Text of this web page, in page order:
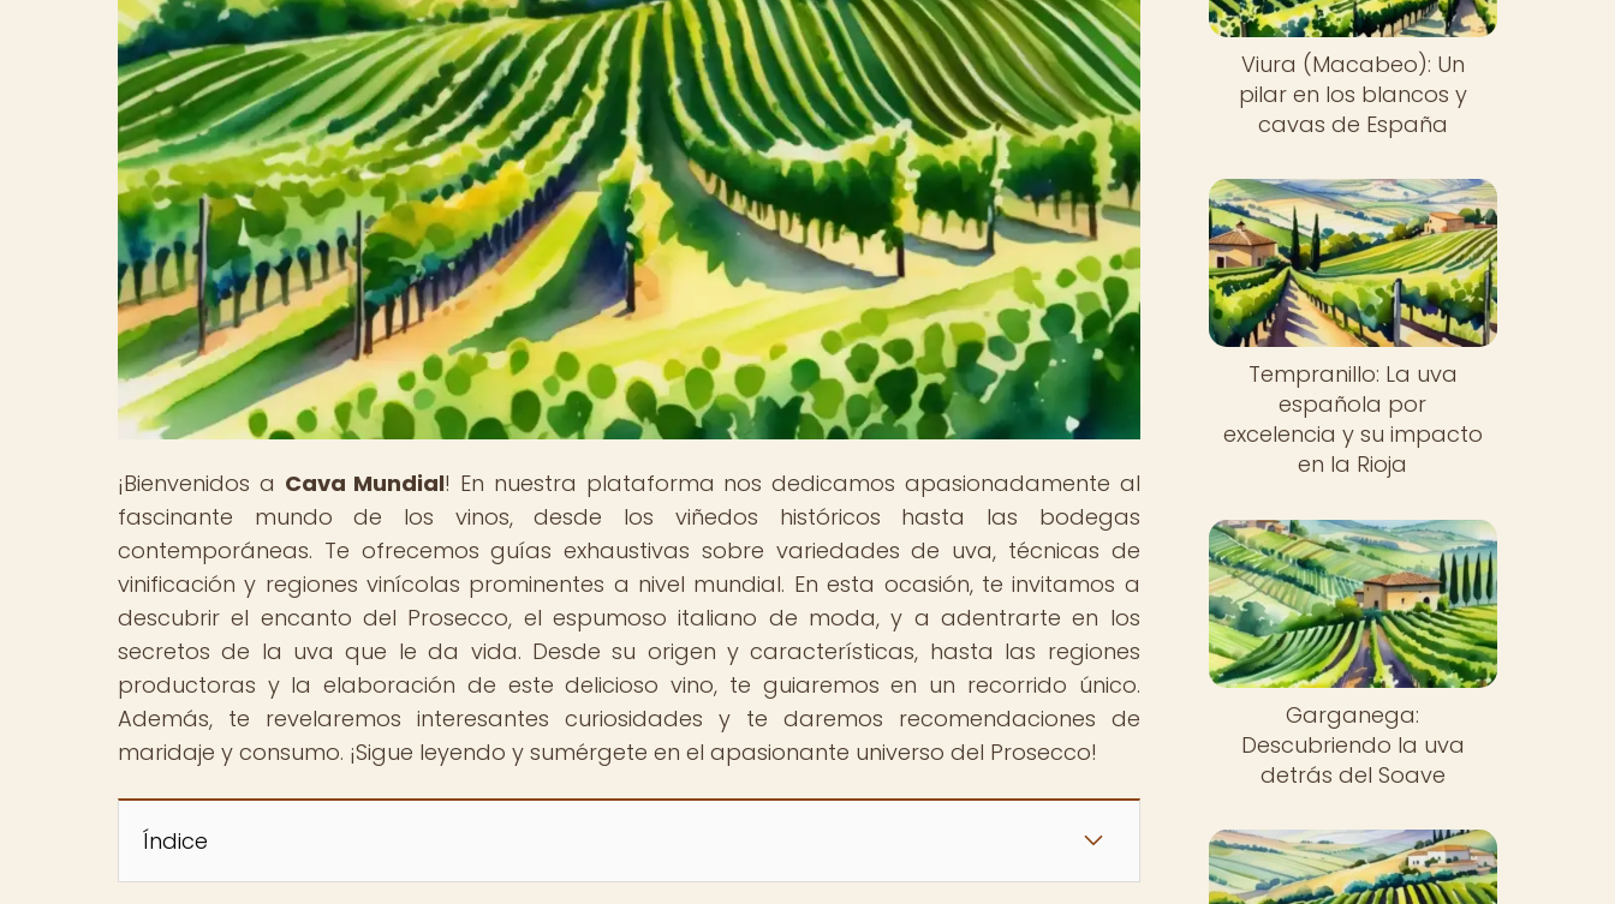
¡Bienvenidos a Cava Mundial! En nuestra plataforma nos dedicamos apasionadamente al
fascinante mundo de los vinos, desde los viñedos históricos hasta las bodegas
contemporáneas. Te ofrecemos guías exhaustivas sobre variedades de uva, técnicas de
vinificación y regiones vinícolas prominentes a nivel mundial. En esta ocasión, te invitamos a
descubrir el encanto del Prosecco, el espumoso italiano de moda, y a adentrarte en los
secretos de la uva que le da vida. Desde su origen y características, hasta las regiones
productoras y la elaboración de este delicioso vino, te guiaremos en un recorrido único.
Además, te revelaremos interesantes curiosidades y te daremos recomendaciones de
maridaje y consumo. ¡Sigue leyendo y sumérgete en el apasionante universo del Prosecco!
Índice
Viura (Macabeo): Un
pilar en los blancos y
cavas de España
Tempranillo: La uva
española por
excelencia y su impacto
en la Rioja
Garganega:
Descubriendo la uva
detrás del Soave